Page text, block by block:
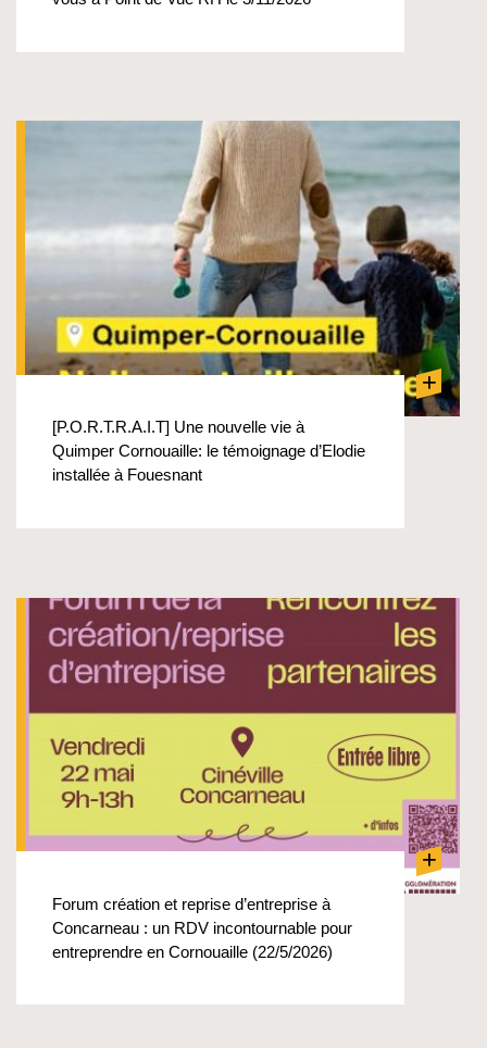
+
[P.O.R.T.R.A.I.T] Une nouvelle vie à
Quimper Cornouaille: le témoignage d’Elodie
installée à Fouesnant
+
Forum création et reprise d’entreprise à
Concarneau : un RDV incontournable pour
entreprendre en Cornouaille (22/5/2026)